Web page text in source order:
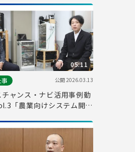
」
05:11
公開2026.03.13
チャンス・ナビ活用事例動
「農業向けシステム開発